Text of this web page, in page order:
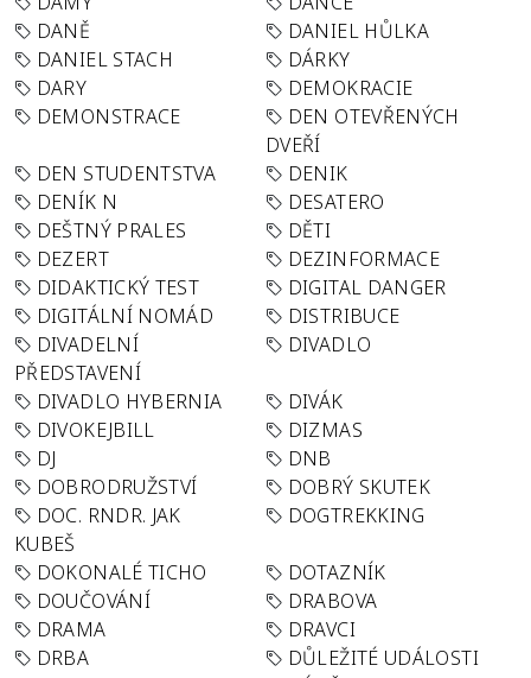
DANĚ
DANIEL HŮLKA
DANIEL STACH
DÁRKY
DARY
DEMOKRACIE
DEMONSTRACE
DEN OTEVŘENÝCH
DVEŘÍ
DEN STUDENTSTVA
DENIK
DENÍK N
DESATERO
DEŠTNÝ PRALES
DĚTI
DEZERT
DEZINFORMACE
DIDAKTICKÝ TEST
DIGITAL DANGER
DIGITÁLNÍ NOMÁD
DISTRIBUCE
DIVADELNÍ
PŘEDSTAVENÍ
DIVADLO
DIVADLO HYBERNIA
DIVÁK
DIVOKEJBILL
DIZMAS
DJ
DNB
DOBRODRUŽSTVÍ
DOBRÝ SKUTEK
DOC. RNDR. JAK
KUBEŠ
DOGTREKKING
DOKONALÉ TICHO
DOTAZNÍK
DOUČOVÁNÍ
DRABOVA
DRAMA
DRAVCI
DRBA
DŮLEŽITÉ UDÁLOSTI